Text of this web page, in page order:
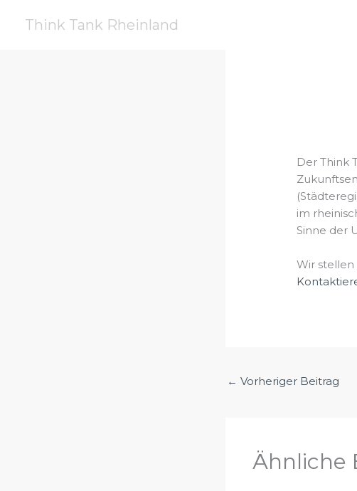
InhaltThink Tank Rheinland
Der Think
im
Sinne der
Wir stellen
← Vorheriger Beitrag
Ähnliche